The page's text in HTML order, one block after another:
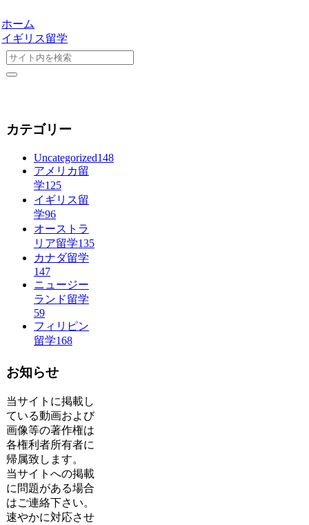
ホーム
イギリス留学
カテゴリー
Uncategorized148
アメリカ留
学125
イギリス留
学96
オーストラ
リア留学135
カナダ留学
147
ニュージー
ランド留学
59
フィリピン
留学168
お知らせ
当サイトに掲載し
ている動画および
画像等の著作権は
各権利者所有者に
帰属致します。
当サイトへの掲載
に問題がある場合
はご連絡下さい。
速やかに対応させ